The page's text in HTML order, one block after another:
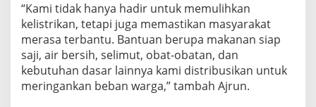
“Kami tidak hanya hadir untuk memulihkan
kelistrikan, tetapi juga memastikan masyarakat
merasa terbantu. Bantuan berupa makanan siap
saji, air bersih, selimut, obat-obatan, dan
kebutuhan dasar lainnya kami distribusikan untuk
meringankan beban warga,” tambah Ajrun.